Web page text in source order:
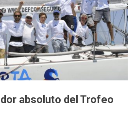
absoluto del Trofeo